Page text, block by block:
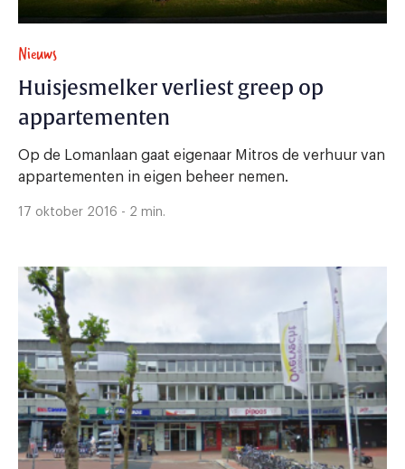
Nieuws
Huisjesmelker verliest greep op
appartementen
Op de Lomanlaan gaat eigenaar Mitros de verhuur van
appartementen in eigen beheer nemen.
17 oktober 2016 - 2 min.